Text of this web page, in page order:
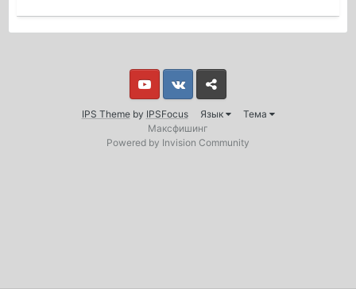
IPS Themeby IPSFocus Язык Тема
Youtube VkontakteYandex
Максфишинг
Powered by Invision Community